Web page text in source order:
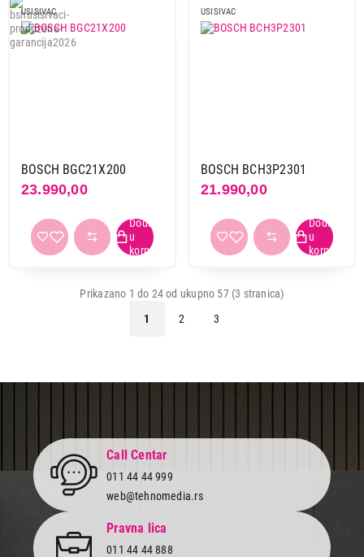
USISIVAC
BOSCH BGC21X200
23.990,00
USISIVAC
BOSCH BCH3P2301
21.990,00
Prikazano 1 do 24 od ukupno 57 (3 stranica)
1
2 3
Call Centar
011 44 44 999
web@tehnomedia.rs
Pravna lica
011 44 44 888